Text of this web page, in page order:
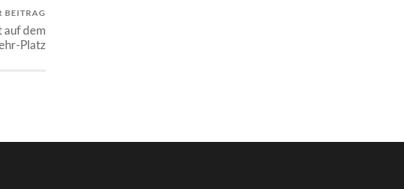
BEITRAG
auf dem
Platz